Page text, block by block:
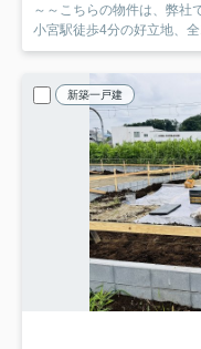
～～こちらの物件は、弊社
小宮駅徒歩4分の好立地、
新築一戸建